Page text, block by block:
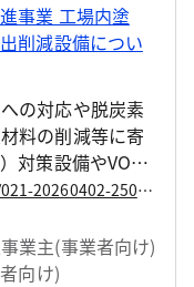
事業 工場内塗
削減設備につい
の対応や脱炭素
料の削減等に寄
対策設備やVOC
の導入に要する
ます。 令和8年度
を有する社会福
https://www.my.metro.tokyo.lg.jp/w/021-20260402-250654044
業主(事業者向け)
向け)